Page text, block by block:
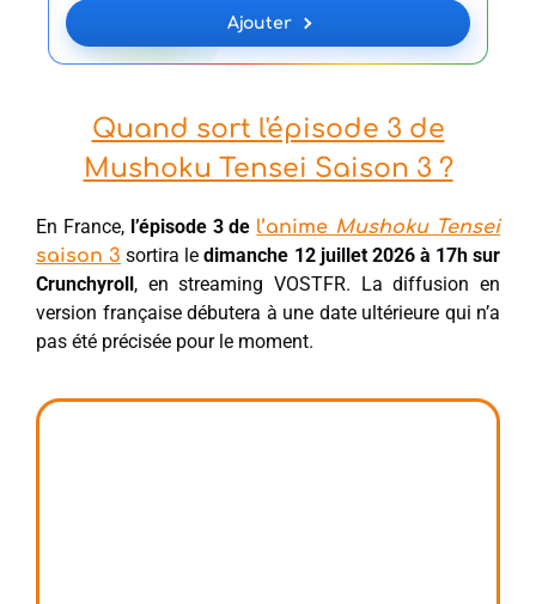
Ajouter
Quand sort l'épisode 3 de
Mushoku Tensei Saison 3 ?
En France, l’épisode 3 de l’anime Mushoku Tensei
saison 3 sortira ledimanche 12 juillet 2026 à 17h sur
Crunchyroll , en streaming VOSTFR. La diffusion en
version française débutera à une date ultérieure qui n’a
pas été précisée pour le moment.